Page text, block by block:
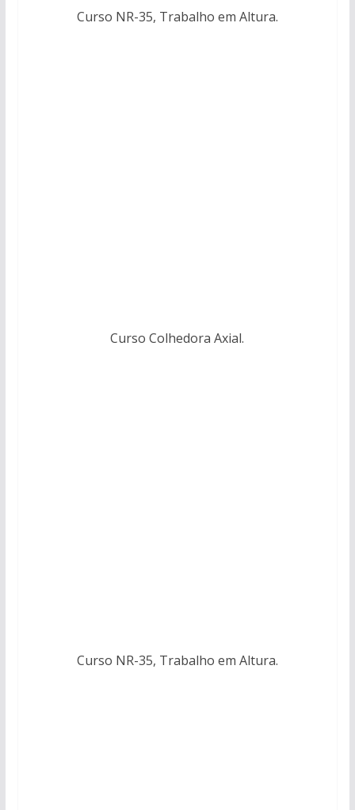
Curso NR-35, Trabalho em Altura.
Curso Colhedora Axial.
Curso NR-35, Trabalho em Altura.